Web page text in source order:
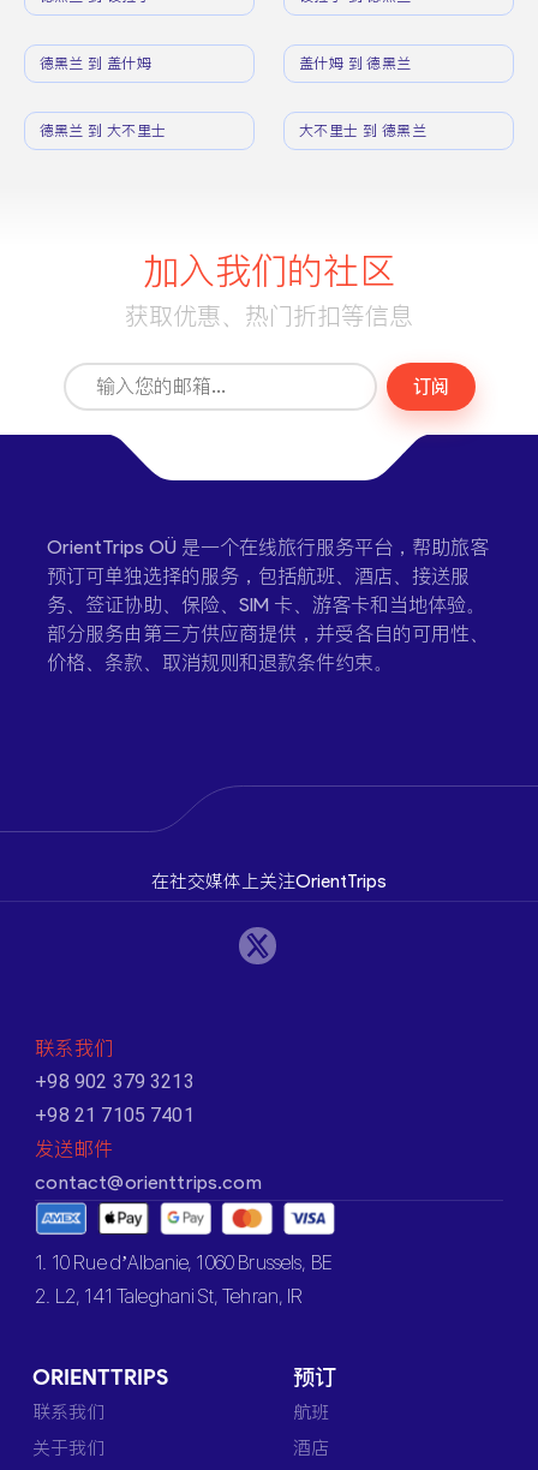
德黑兰 到 盖什姆 盖什姆 到 德黑兰
德黑兰 到 大不里士 大不里士 到 德黑兰
加入我们的社区
获取优惠、热门折扣等信息
订阅
OrientTrips OÜ 是一个在线旅行服务平台，帮助旅客
预订可单独选择的服务，包括航班、酒店、接送服
务、签证协助、保险、SIM 卡、游客卡和当地体验。
部分服务由第三方供应商提供，并受各自的可用性、
价格、条款、取消规则和退款条件约束。
在社交媒体上关注OrientTrips
联系我们
+98 902 379 3213
+98 21 7105 7401
发送邮件
contact@orienttrips.com
1. 10 Rue d’Albanie, 1060 Brussels, BE
2. L2, 141 Taleghani St, Tehran, IR
ORIENTTRIPS
联系我们
关于我们
预订
航班
酒店